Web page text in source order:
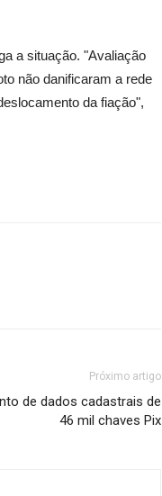
a situação. "Avaliação
não danificaram a rede
da fiação",
Próximo artigo
de dados cadastrais de
46 mil chaves Pix